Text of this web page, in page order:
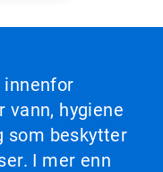
innenfor
vann, hygiene
som beskytter
I mer enn